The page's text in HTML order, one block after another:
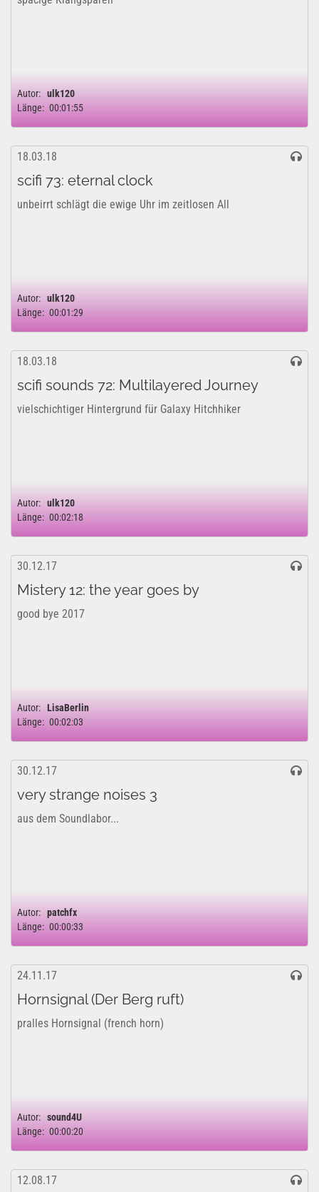
Autor: ulk120
Länge: 00:01:55
18.03.18
scifi 73: eternal clock
unbeirrt schlägt die ewige Uhr im zeitlosen All
Autor: ulk120
Länge: 00:01:29
18.03.18
scifi sounds 72: Multilayered Journey
vielschichtiger Hintergrund für Galaxy Hitchhiker
Autor: ulk120
Länge: 00:02:18
30.12.17
Mistery 12: the year goes by
good bye 2017
Autor: LisaBerlin
Länge: 00:02:03
30.12.17
very strange noises 3
aus dem Soundlabor...
Autor: patchfx
Länge: 00:00:33
24.11.17
Hornsignal (Der Berg ruft)
pralles Hornsignal (french horn)
Autor: sound4U
Länge: 00:00:20
12.08.17